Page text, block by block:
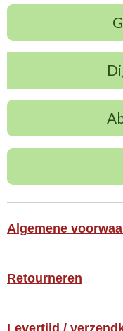
Algemene
Retourneren
Levertijd /